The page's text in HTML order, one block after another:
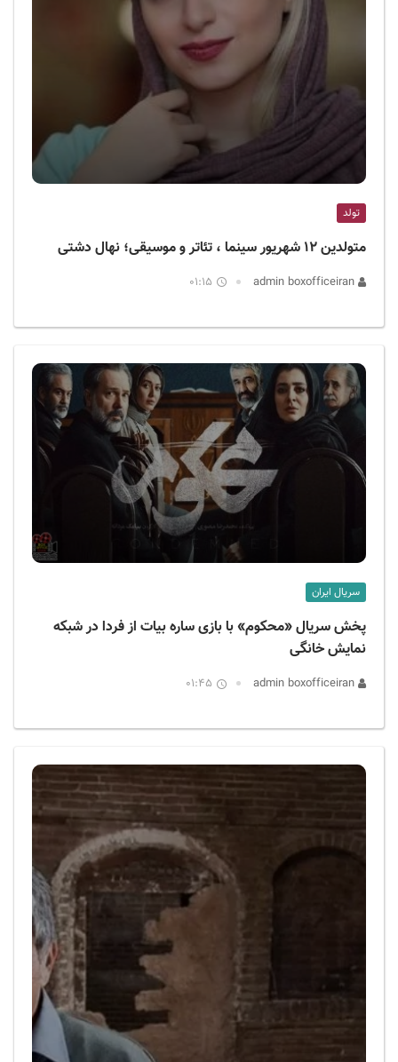
تولد
متولدین ۱۲ شهریور سینما ، تئاتر و موسیقی؛ نهال دشتی
01:15
سریال ایران
پخش سریال «محکوم» با بازی ساره بیات از فردا در شبکه
نمایش خانگی
01:45